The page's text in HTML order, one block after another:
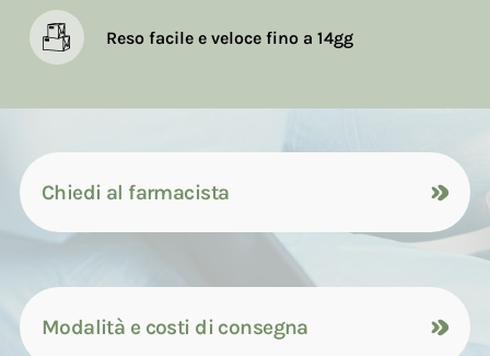
Reso facile e veloce fino a 14gg
Chiedi al farmacista
Contattaci tramite compilazione del
Modalità e costi di consegna